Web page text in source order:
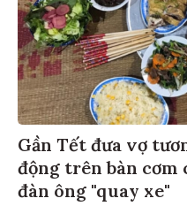
Gần Tết đưa vợ
động trên bàn cơm
đàn ông "quay xe"